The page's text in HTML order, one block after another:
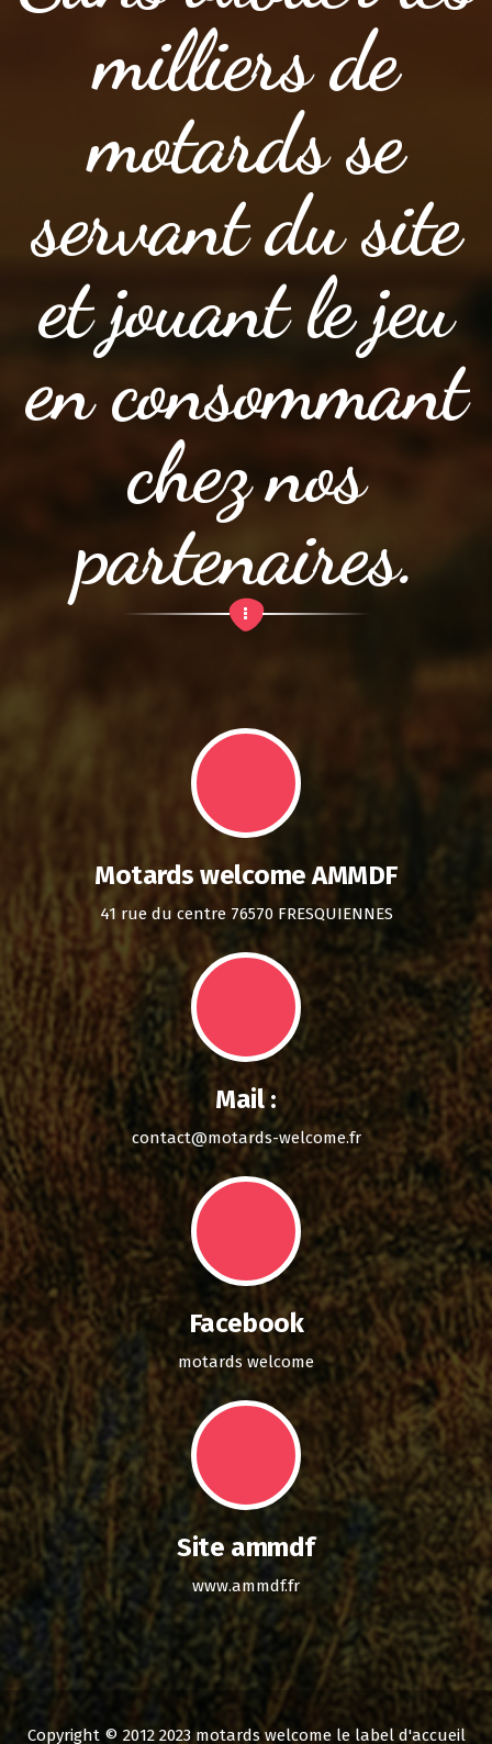
milliers de
motards se
servant du site
et jouant le jeu
en consommant
chez nos
partenaires.
Motards welcome AMMDF
41 rue du centre 76570 FRESQUIENNES
Mail :
contact@motards-welcome.fr
Facebook
motards welcome
Site ammdf
www.ammdf.fr
Copyright © 2012 2023 motards welcome le label d'accueil